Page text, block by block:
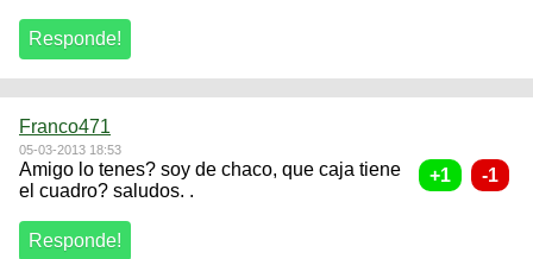
Franco471
05-03-2013 18:53
Amigo lo tenes? soy de chaco, que caja tiene
el cuadro? saludos. .